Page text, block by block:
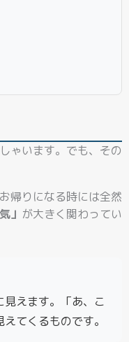
ゃいます。でも、その
帰りになる時には全然
」 が大きく関わってい
えます。「あ、こ
てくるものです。